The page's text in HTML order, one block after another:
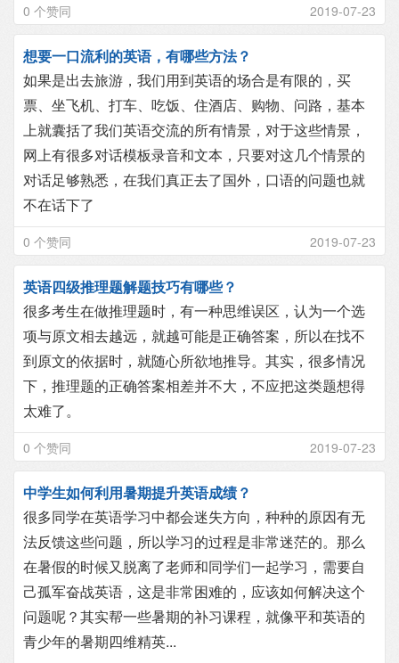
0 个赞同 2019-07-23
想要一口流利的英语，有哪些方法？
如果是出去旅游，我们用到英语的场合是有限的，买
票、坐飞机、打车、吃饭、住酒店、购物、问路，基本
上就囊括了我们英语交流的所有情景，对于这些情景，
网上有很多对话模板录音和文本，只要对这几个情景的
对话足够熟悉，在我们真正去了国外，口语的问题也就
不在话下了
0 个赞同 2019-07-23
英语四级推理题解题技巧有哪些？
很多考生在做推理题时，有一种思维误区，认为一个选
项与原文相去越远，就越可能是正确答案，所以在找不
到原文的依据时，就随心所欲地推导。其实，很多情况
下，推理题的正确答案相差并不大，不应把这类题想得
太难了。
0 个赞同 2019-07-23
中学生如何利用暑期提升英语成绩？
很多同学在英语学习中都会迷失方向，种种的原因有无
法反馈这些问题，所以学习的过程是非常迷茫的。那么
在暑假的时候又脱离了老师和同学们一起学习，需要自
己孤军奋战英语，这是非常困难的，应该如何解决这个
问题呢？其实帮一些暑期的补习课程，就像平和英语的
青少年的暑期四维精英...